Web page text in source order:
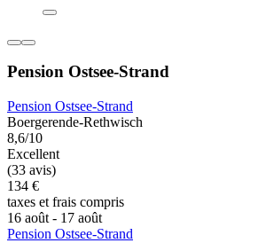
Pension Ostsee-Strand
Pension Ostsee-Strand
Boergerende-Rethwisch
8,6/10
Excellent
(33 avis)
134 €
taxes et frais compris
16 août - 17 août
Pension Ostsee-Strand